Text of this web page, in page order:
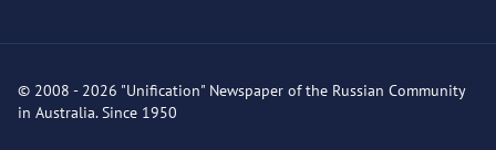
© 2008 - 2026 "Unification" Newspaper of the Russian Community
in Australia. Since 1950